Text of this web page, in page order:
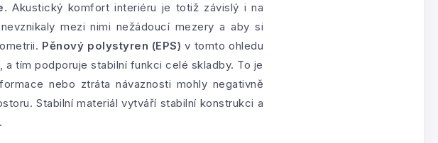
. Akustický komfort interiéru je totiž závislý i na
mezi nimi nežádoucí mezery a aby si
Pěnový polystyren (EPS) v tomto ohledu
tím podporuje stabilní funkci celé skladby. To je
nebo ztráta návaznosti mohly negativně
Stabilní materiál vytváří stabilní konstrukci a